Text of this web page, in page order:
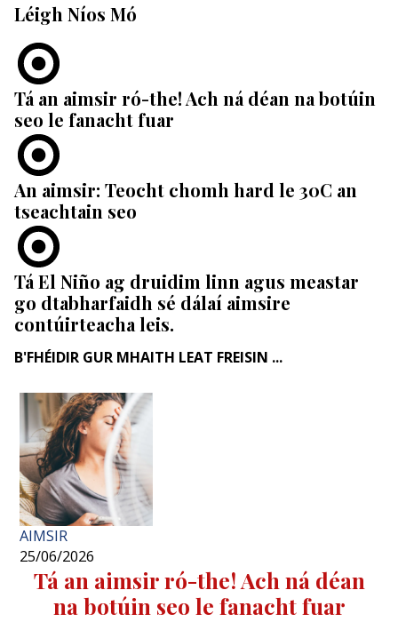
Léigh Níos Mó
Tá an aimsir ró-the! Ach ná déan na botúin
seo le fanacht fuar
An aimsir: Teocht chomh hard le 30C an
tseachtain seo
Tá El Niño ag druidim linn agus meastar
go dtabharfaidh sé dálaí aimsire
contúirteacha leis.
B'FHÉIDIR GUR MHAITH LEAT FREISIN ...
AIMSIR
25/06/2026
Tá an aimsir ró-the! Ach ná déan
na botúin seo le fanacht fuar